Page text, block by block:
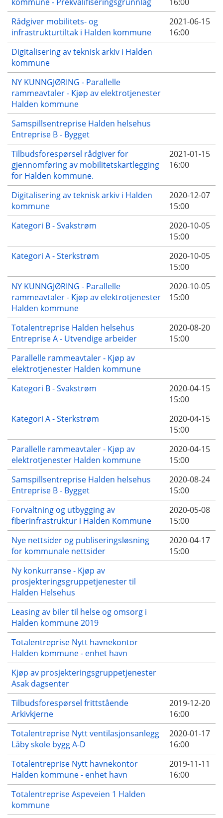
Rådgiver mobilitets- og
infrastrukturtiltak i Halden kommune
2021-06-15
16:00
Digitalisering av teknisk arkiv i Halden
kommune
NY KUNNGJØRING - Parallelle
rammeavtaler - Kjøp av elektrotjenester
Halden kommune
Samspillsentreprise Halden helsehus
Entreprise B - Bygget
Tilbudsforespørsel rådgiver for
gjennomføring av mobilitetskartlegging
for Halden kommune.
2021-01-15
16:00
Digitalisering av teknisk arkiv i Halden
kommune
2020-12-07
15:00
Kategori B - Svakstrøm
2020-10-05
15:00
Kategori A - Sterkstrøm
2020-10-05
15:00
NY KUNNGJØRING - Parallelle
rammeavtaler - Kjøp av elektrotjenester
Halden kommune
2020-10-05
15:00
Totalentreprise Halden helsehus
Entreprise A - Utvendige arbeider
2020-08-20
15:00
Parallelle rammeavtaler - Kjøp av
elektrotjenester Halden kommune
Kategori B - Svakstrøm
2020-04-15
15:00
Kategori A - Sterkstrøm
2020-04-15
15:00
Parallelle rammeavtaler - Kjøp av
elektrotjenester Halden kommune
2020-04-15
15:00
Samspillsentreprise Halden helsehus
Entreprise B - Bygget
2020-08-24
15:00
Forvaltning og utbygging av
fiberinfrastruktur i Halden Kommune
2020-05-08
15:00
Nye nettsider og publiseringsløsning
for kommunale nettsider
2020-04-17
15:00
Ny konkurranse - Kjøp av
prosjekteringsgruppetjenester til
Halden Helsehus
Leasing av biler til helse og omsorg i
Halden kommune 2019
Totalentreprise Nytt havnekontor
Halden kommune - enhet havn
Kjøp av prosjekteringsgruppetjenester
Asak dagsenter
Tilbudsforespørsel frittstående
Arkivkjerne
2019-12-20
16:00
Totalentreprise Nytt ventilasjonsanlegg
Låby skole bygg A-D
2020-01-17
16:00
Totalentreprise Nytt havnekontor
Halden kommune - enhet havn
2019-11-11
16:00
Totalentreprise Aspeveien 1 Halden
kommune